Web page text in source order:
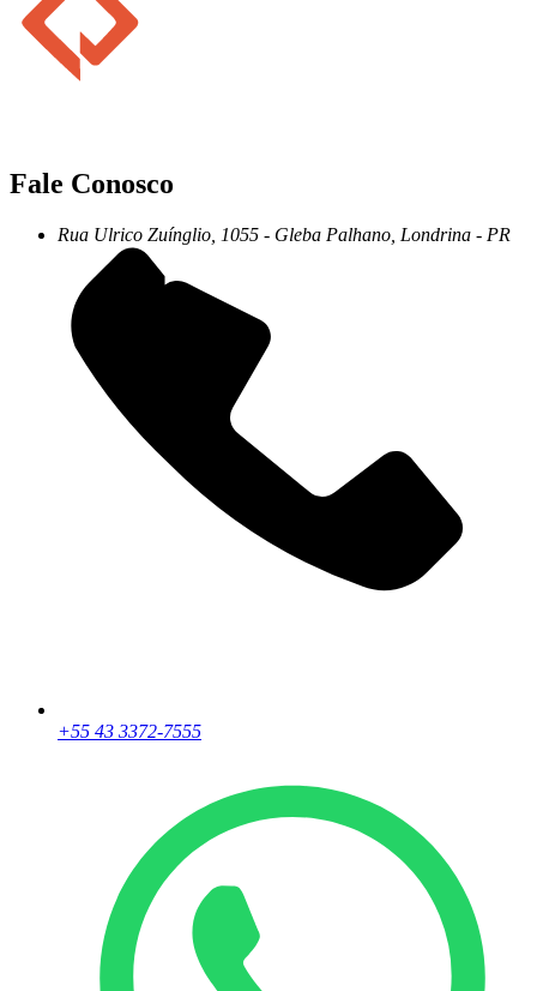
Fale Conosco
Rua
Zuínglio,
1055
Gleba
Palhano,
Londrina
+55 43 3372-7555
+55 43 99156-3548
“PORTANTO... FAZEI TUDO PARA GLÓRIA DE
DEUS”
Nós utilizamos cookies para garantir que você tenha a melhor
experiência em nosso site. Se você continua a usar este site,
assumimos que você está satisfeito.